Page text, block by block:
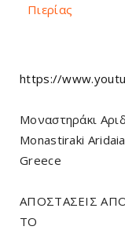
Πιερίας
https://
Μοναστηράκι
Monastiraki
Greece
ΑΠΟΣΤΑΣΕΙΣ
TO